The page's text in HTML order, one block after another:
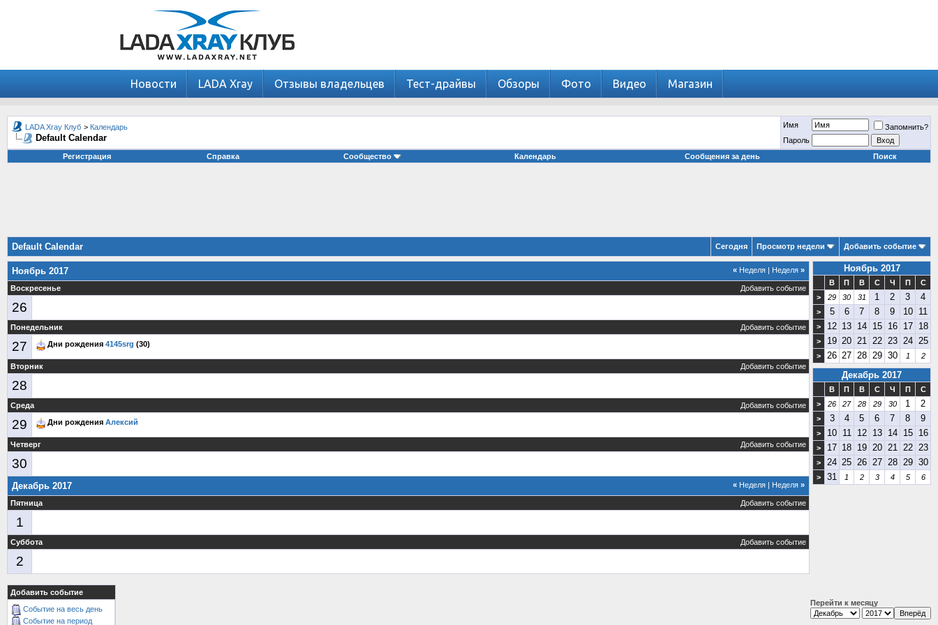
Новости LADA Xray Отзывы владельцев Тест-драйвы Обзоры Фото Видео Магазин
LADA Xray Клуб > Календарь
Default Calendar
Имя
Запомнить?
Пароль
Регистрация
Справка Сообщество Календарь Сообщения за день Поиск
Default Calendar Сегодня Просмотр недели Добавить событие
« Неделя | Неделя »
Ноябрь 2017
Добавить событие
Воскресенье
26
Добавить событие
Понедельник
27 Дни рождения 4145srg (30)
Добавить событие
Вторник
28
Добавить событие
Среда
29 Дни рождения Алексий
Добавить событие
Четверг
30
« Неделя | Неделя »
Декабрь 2017
Добавить событие
Пятница
1
Добавить событие
Суббота
2
Ноябрь 2017
В П В С Ч П
С
>
29 30 31 1 2 3 4
> 5 6 7 8 9 10 11
> 12 13 14 15 16 17 18
> 19 20 21 22 23 24 25
> 26 27 28 29 30 1 2
Декабрь 2017
В П В С Ч П
С
>
26 27 28 29 30 1 2
> 3 4 5 6 7 8 9
> 10 11 12 13 14 15 16
> 17 18 19 20 21 22 23
> 24 25 26 27 28 29 30
> 31 1 2 3 4 5 6
Добавить событие
Событие на весь день
Событие на период
Перейти к месяцу